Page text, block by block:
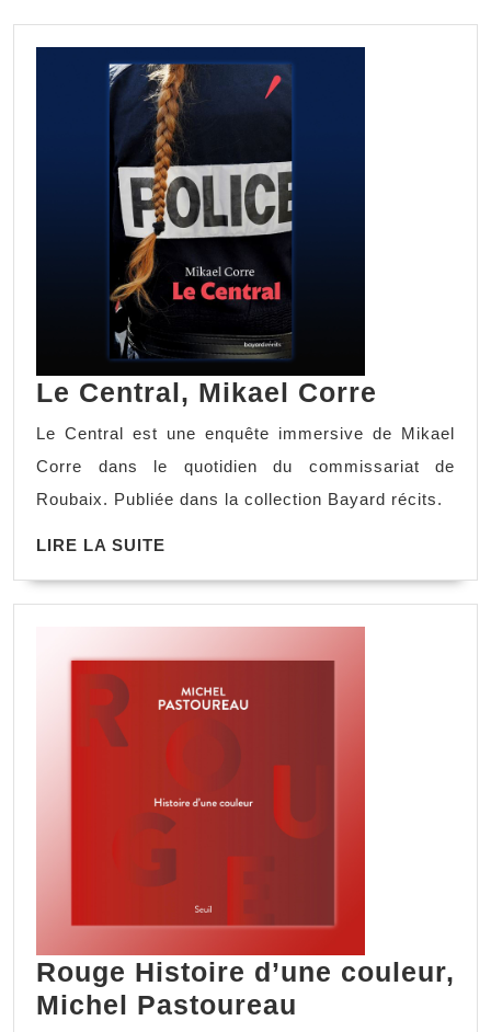
Le Central, Mikael Corre
Le Central est une enquête immersive de Mikael
Corre dans le quotidien du commissariat de
Roubaix. Publiée dans la collection Bayard récits.
LIRE LA SUITE
Rouge Histoire d’une couleur,
Michel Pastoureau